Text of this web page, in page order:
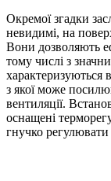
Окремої згадки
невидимі, на
Вони дозволяють
тому числі з
характеризуються
з якої може
вентиляції.
оснащені
гнучко